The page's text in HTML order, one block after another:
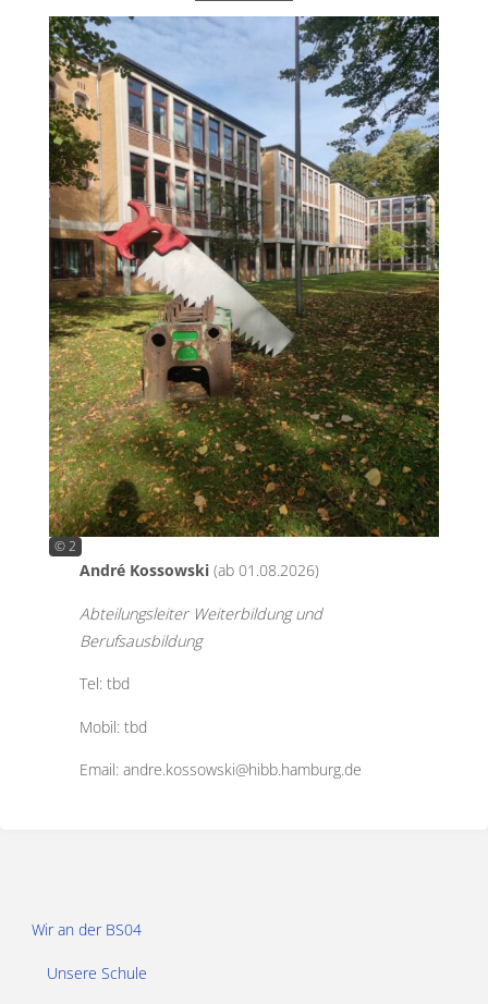
© 2
André Kossowski (ab 01.08.2026)
Abteilungsleiter Weiterbildung und
Berufsausbildung
Tel: tbd
Mobil: tbd
Email: andre.kossowski@hibb.hamburg.de
Wir an der BS04
Unsere Schule